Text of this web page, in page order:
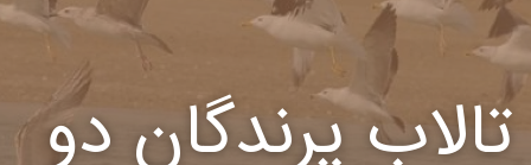
تالاب پرندگان دو